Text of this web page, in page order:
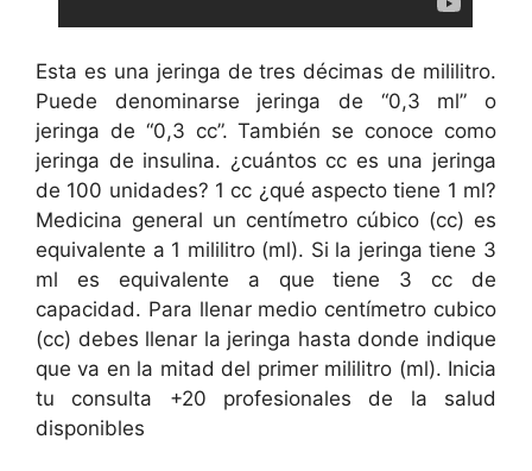
Esta es una jeringa de tres décimas de mililitro.
Puede denominarse jeringa de “0,3 ml” o
jeringa de “0,3 cc”. También se conoce como
jeringa de insulina. ¿cuántos cc es una jeringa
de 100 unidades? 1 cc ¿qué aspecto tiene 1 ml?
Medicina general un centímetro cúbico (cc) es
equivalente a 1 mililitro (ml). Si la jeringa tiene 3
ml es equivalente a que tiene 3 cc de
capacidad. Para llenar medio centímetro cubico
(cc) debes llenar la jeringa hasta donde indique
que va en la mitad del primer mililitro (ml). Inicia
tu consulta +20 profesionales de la salud
disponibles